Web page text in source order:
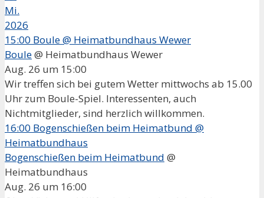
Mi.
2026
15:00 Boule@ Heimatbundhaus Wewer
Boule@ Heimatbundhaus Wewer
Aug. 26 um 15:00
Wir treffen sich bei gutem Wetter mittwochs ab 15.00
Uhr zum Boule-Spiel. Interessenten, auch
Nichtmitglieder, sind herzlich willkommen.
16:00 Bogenschießen beim Heimatbund @
Heimatbundhaus
Bogenschießen beim Heimatbund @
Heimatbundhaus
Aug. 26 um 16:00